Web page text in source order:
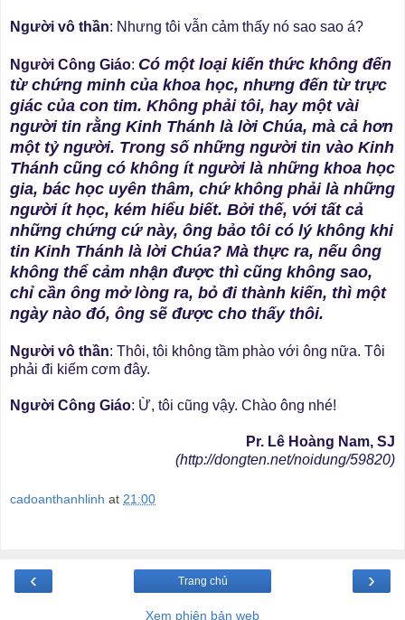
Người vô thần: Nhưng tôi vẫn cảm thấy nó sao sao á?
Người Công Giáo: Có một loại kiến thức không đến
từ chứng minh của khoa học, nhưng đến từ trực
giác của con tim. Không phải tôi, hay một vài
người tin rằng Kinh Thánh là lời Chúa, mà cả hơn
một tỷ người. Trong số những người tin vào Kinh
Thánh cũng có không ít người là những khoa học
gia, bác học uyên thâm, chứ không phải là những
người ít học, kém hiểu biết. Bởi thế, với tất cả
những chứng cứ này, ông bảo tôi có lý không khi
tin Kinh Thánh là lời Chúa? Mà thực ra, nếu ông
không thể cảm nhận được thì cũng không sao,
chỉ cần ông mở lòng ra, bỏ đi thành kiến, thì một
ngày nào đó, ông sẽ được cho thấy thôi.
Người vô thần: Thôi, tôi không tầm phào với ông nữa. Tôi
phải đi kiếm cơm đây.
Người Công Giáo: Ừ, tôi cũng vậy. Chào ông nhé!
Pr. Lê Hoàng Nam, SJ
(http://dongten.net/noidung/59820)
cadoanthanhlinh at 21:00
‹ ›
Trang chủ
Xem phiên bản web